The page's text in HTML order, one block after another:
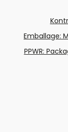
Emballage:
PPWR: